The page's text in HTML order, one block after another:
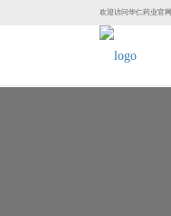
欢迎访问华仁药业官网